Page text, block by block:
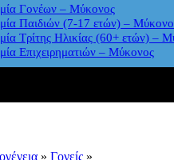
Γονέων – Μύκονος
Παιδιών (7-17 ετών) –
Τρίτης Ηλικίας (60+ ετών) –
Επιχειρηματιών – Μύκονος
» Γονείς »